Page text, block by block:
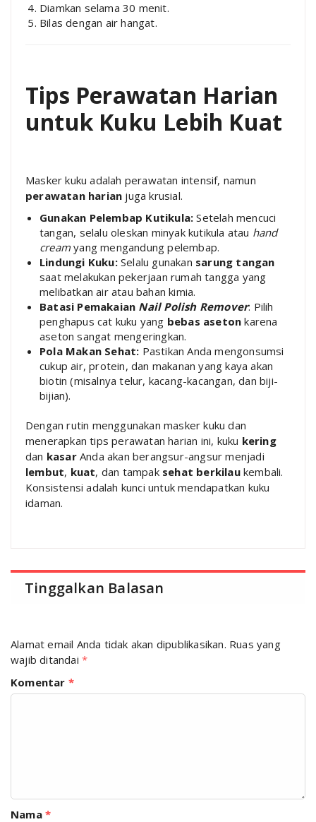
Diamkan selama 30 menit.
Bilas dengan air hangat.
Tips Perawatan Harian
untuk Kuku Lebih Kuat
Masker kuku adalah perawatan intensif, namun
perawatan harian juga krusial.
Gunakan Pelembap Kutikula: Setelah mencuci
tangan, selalu oleskan minyak kutikula atau hand
cream yang mengandung pelembap.
Lindungi Kuku:Selalu gunakan sarung tangan
saat melakukan pekerjaan rumah tangga yang
melibatkan air atau bahan kimia.
Batasi Pemakaian Nail Polish Remover: Pilih
penghapus cat kuku yang bebas aseton karena
aseton sangat mengeringkan.
Pola Makan Sehat: Pastikan Anda mengonsumsi
cukup air, protein, dan makanan yang kaya akan
biotin (misalnya telur, kacang-kacangan, dan biji-
bijian).
Dengan rutin menggunakan masker kuku dan
menerapkan tips perawatan harian ini, kuku kering
dan kasarAnda akan berangsur-angsur menjadi
lembut, kuat, dan tampak sehat berkilaukembali.
Konsistensi adalah kunci untuk mendapatkan kuku
idaman.
Tinggalkan Balasan
Alamat email Anda tidak akan dipublikasikan. Ruas yang
wajib ditandai *
Komentar *
Nama *